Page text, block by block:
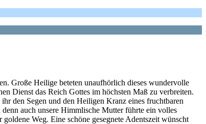
Große Heilige beteten unaufhörlich dieses wundervolle
Dienst das Reich Gottes im höchsten Maß zu verbreiten.
den Segen und den Heiligen Kranz eines fruchtbaren
auch unsere Himmlische Mutter führte ein volles
Weg. Eine schöne gesegnete Adentszeit wünscht